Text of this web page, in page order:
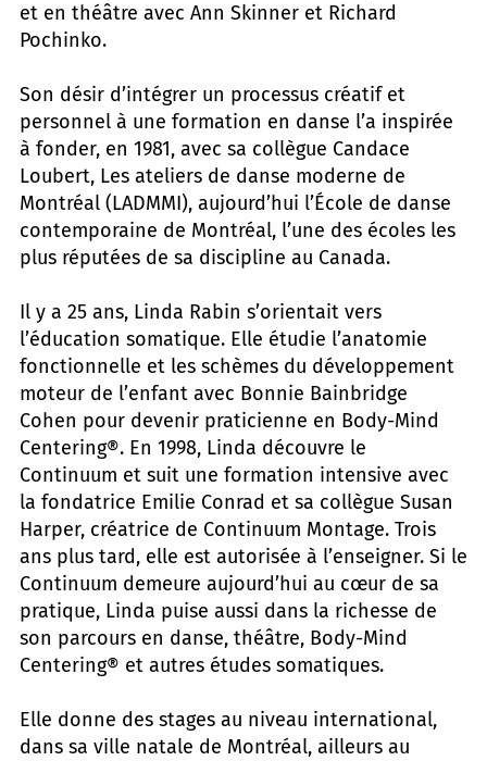
et en théâtre avec Ann Skinner et Richard
Pochinko.
Son désir d’intégrer un processus créatif et
personnel à une formation en danse l’a inspirée
à fonder, en 1981, avec sa collègue Candace
Loubert, Les ateliers de danse moderne de
Montréal (LADMMI), aujourd’hui l’École de danse
contemporaine de Montréal, l’une des écoles les
plus réputées de sa discipline au Canada.
Il y a 25 ans, Linda Rabin s’orientait vers
l’éducation somatique. Elle étudie l’anatomie
fonctionnelle et les schèmes du développement
moteur de l’enfant avec Bonnie Bainbridge
Cohen pour devenir praticienne en Body-Mind
Centering®. En 1998, Linda découvre le
Continuum et suit une formation intensive avec
la fondatrice Emilie Conrad et sa collègue Susan
Harper, créatrice de Continuum Montage. Trois
ans plus tard, elle est autorisée à l’enseigner. Si le
Continuum demeure aujourd’hui au cœur de sa
pratique, Linda puise aussi dans la richesse de
son parcours en danse, théâtre, Body-Mind
Centering® et autres études somatiques.
Elle donne des stages au niveau international,
dans sa ville natale de Montréal, ailleurs au